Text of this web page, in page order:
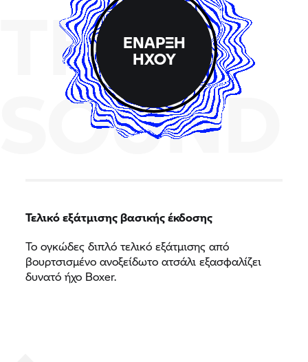
THE
SOUND
ΕΝΑΡΞΗ
ΗΧΟΥ
Τελικό εξάτμισης βασικής έκδοσης
Το ογκώδες διπλό τελικό εξάτμισης από
βουρτσισμένο ανοξείδωτο ατσάλι εξασφαλίζει
δυνατό ήχο Boxer.